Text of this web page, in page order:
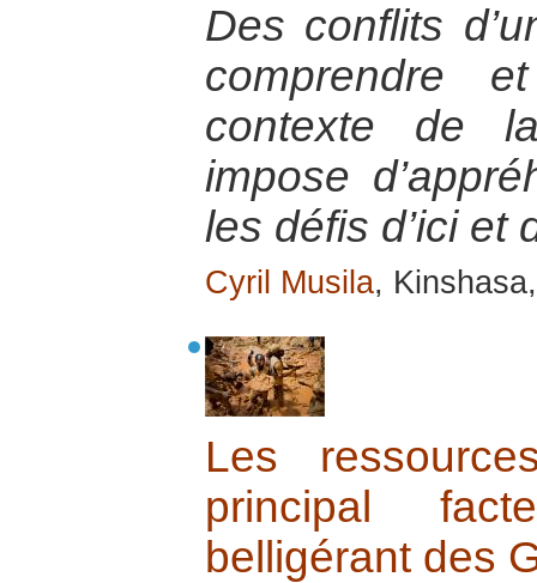
Des conflits
comprendre
contexte de
impose
les défis d’ici et
Cyril Musila,
Les
principal
belligérant des